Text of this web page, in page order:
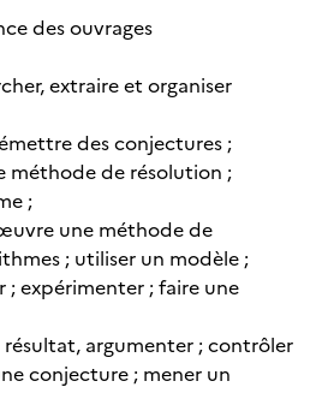
des ouvrages
extraire et organiser
des conjectures ;
méthode de résolution ;
;
une méthode de
; utiliser un modèle ;
; expérimenter ; faire une
argumenter ; contrôler
conjecture ; mener un